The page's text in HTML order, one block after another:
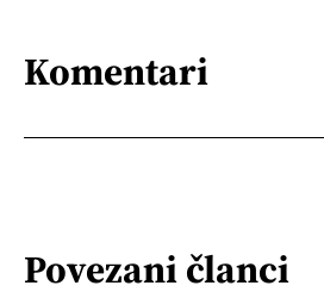
Komentari
Povezani članci